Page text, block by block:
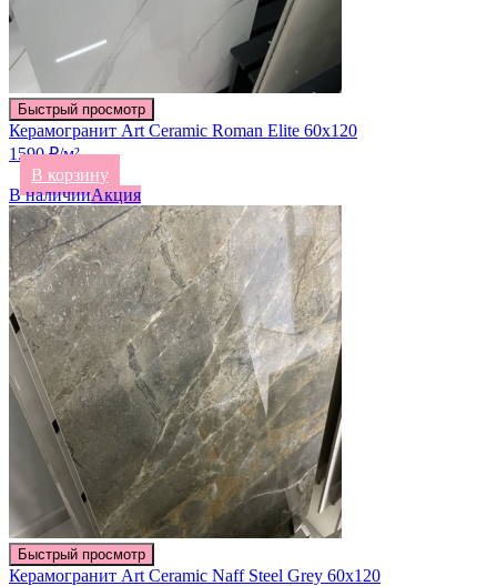
Быстрый просмотр
Керамогранит Art Ceramic Roman Elite 60х120
1590 ₽/м²
В корзину
В наличииАкция
Быстрый просмотр
Керамогранит Art Ceramic Naff Steel Grey 60х120